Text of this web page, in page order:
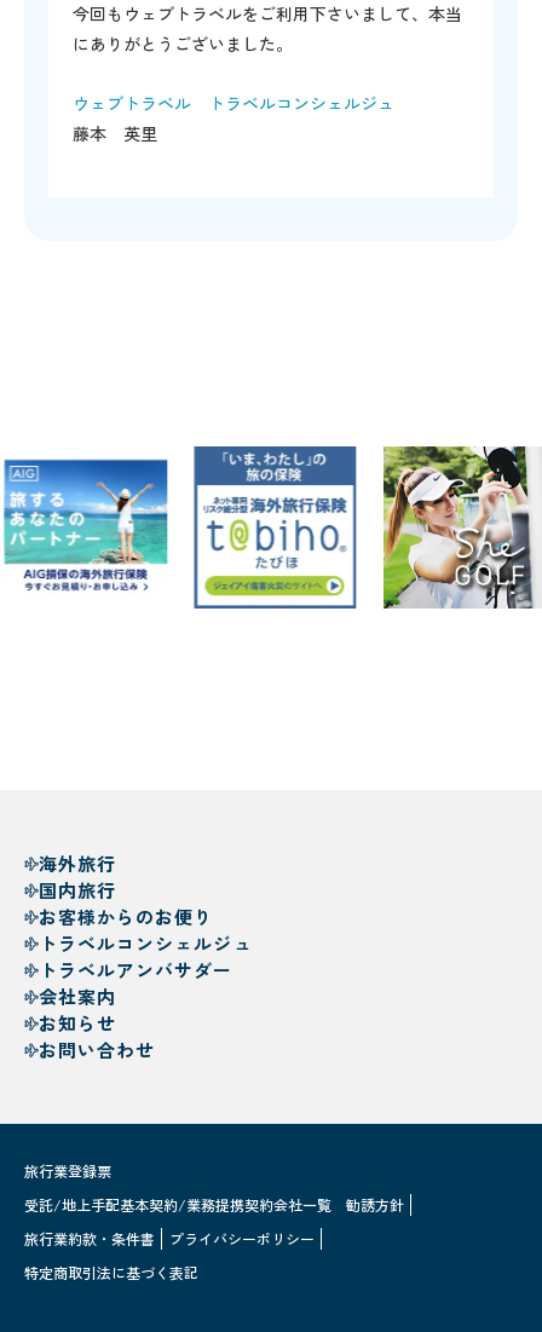
今回もウェブトラベルをご利用下さいまして、本当
にありがとうございました。
ウェブトラベル トラベルコンシェルジュ
藤本 英里
海外旅行
国内旅行
お客様からのお便り
トラベルコンシェルジュ
トラベルアンバサダー
会社案内
お知らせ
お問い合わせ
旅行業登録票
受託/地上手配基本契約/業務提携契約会社一覧
勧誘方針
旅行業約款・条件書
プライバシーポリシー
特定商取引法に基づく表記